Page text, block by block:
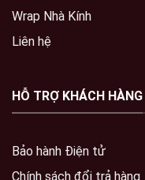
Wrap Nhà Kính
Liên hệ
HỖ TRỢ KHÁCH HÀNG
Bảo hành Điện tử
Chính sách đổi trả hàng